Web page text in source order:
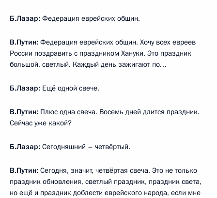
Б.Лазар: Федерация еврейских общин.
В.Путин: Федерация еврейских общин. Хочу всех евреев
России поздравить с праздником Хануки. Это праздник
большой, светлый. Каждый день зажигают по…
Б.Лазар: Ещё одной свече.
В.Путин: Плюс одна свеча. Восемь дней длится праздник.
Сейчас уже какой?
Б.Лазар: Сегодняшний – четвёртый.
В.Путин: Сегодня, значит, четвёртая свеча. Это не только
праздник обновления, светлый праздник, праздник света,
но ещё и праздник доблести еврейского народа, если мне